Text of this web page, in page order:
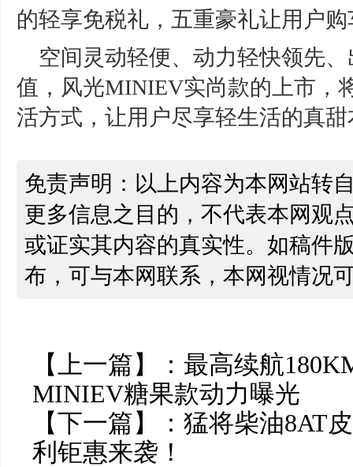
的轻享免税礼，五重豪礼让用户
空间灵动轻便、动力轻快领先
值，风光MINIEV实尚款的上市，
活方式，让用户尽享轻生活的真
免责声明：以上内容为本网站转
更多信息之目的，不代表本网观
或证实其内容的真实性。如稿件
布，可与本网联系，本网视情况
【上一篇】： 最高续航
MINIEV糖果款动力曝光
【下一篇】： 猛将柴油8AT
利钜惠来袭！